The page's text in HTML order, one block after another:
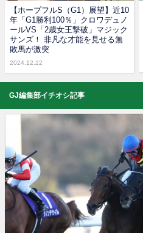
【ホープフルS（G1）展望】近10
年「G1勝利100％」クロワデュノ
ールVS「2歳女王撃破」マジック
サンズ！ 非凡な才能を見せる無
敗馬が激突
2024.12.22
GJ編集部イチオシ記事